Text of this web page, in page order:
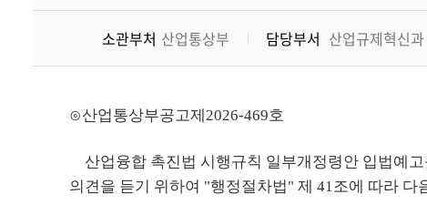
소관부처 산업통상부 담당부서 산업규제혁신과
⊙산업통상부공고제2026-469호
산업융합 촉진법 시행규칙 일부개정령안 입법예
의견을 듣기 위하여 "행정절차법" 제 41조에 따라 다